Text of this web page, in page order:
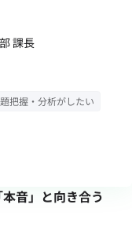
課長
把握・分析がしたい
音」と向き合う